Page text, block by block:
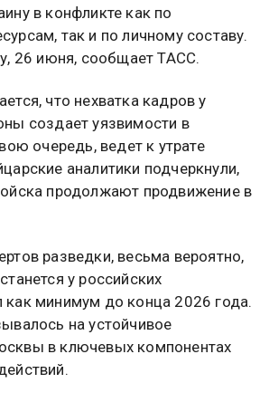
в конфликте как по
так и по личному составу.
26 июня, сообщает ТАСС.
что нехватка кадров у
создает уязвимости в
очередь, ведет к утрате
аналитики подчеркнули,
продолжают продвижение в
разведки, весьма вероятно,
у российских
как минимум до конца 2026 года.
на устойчивое
в ключевых компонентах